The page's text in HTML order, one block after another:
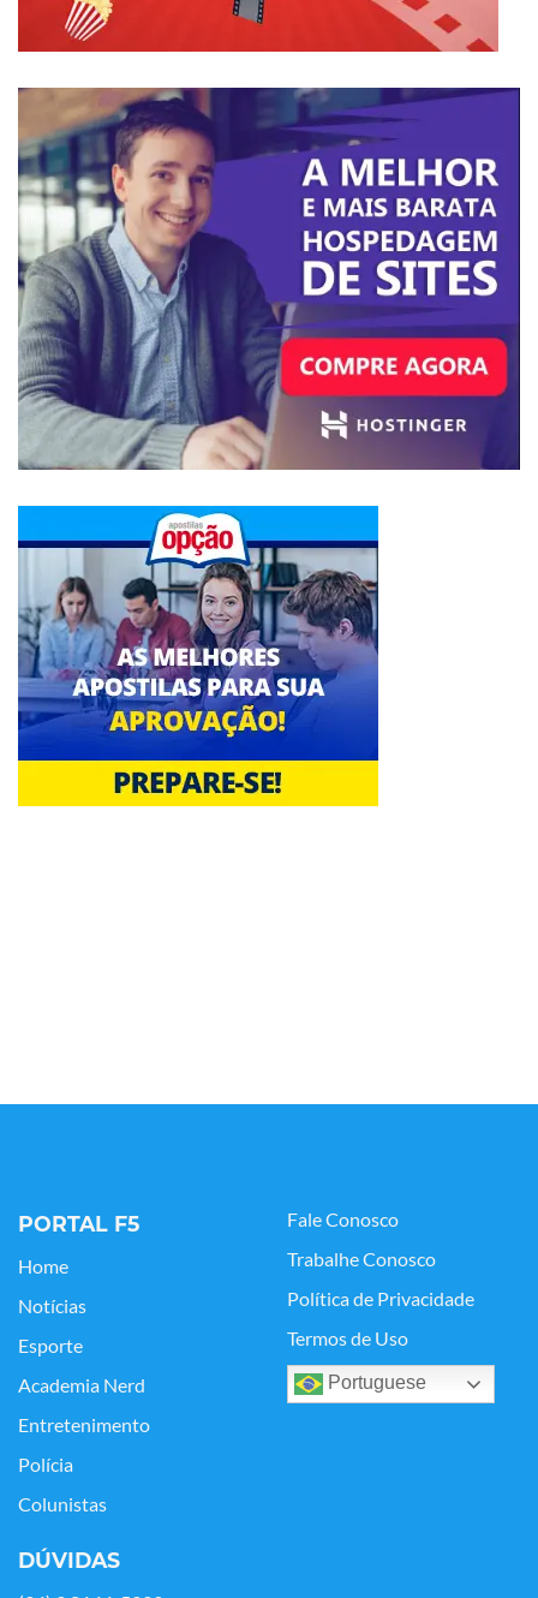
PORTAL F5
Home
Notícias
Esporte
Academia Nerd
Entretenimento
Polícia
Colunistas
Fale Conosco
Trabalhe Conosco
Política de Privacidade
Termos de Uso
Portuguese
DÚVIDAS